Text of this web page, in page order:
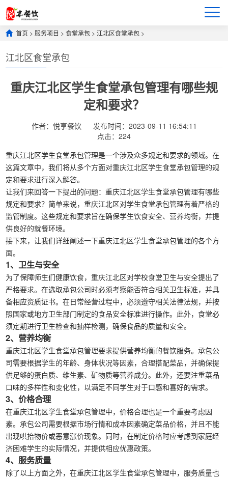
首页 > 服务项目 >食堂承包 >江北区食堂承包 >
江北区食堂承包
重庆江北区学生食堂承包管理有哪些规
定和要求？
作者：悦享餐饮
发布时间：2023-09-11 16:54:11
点击： 224
重庆江北区学生食堂承包管理是一个涉及众多规定和要求的领域。在
这篇文章中，我们将从多个方面对重庆江北区学生食堂承包管理的规
定和要求进行深入解答。
让我们来回答一下提出的问题：重庆江北区学生食堂承包管理有哪些
规定和要求？简单来说，重庆江北区对学生食堂承包管理有着严格的
监管制度。这些规定和要求旨在确保学生饮食安全、营养均衡，并提
供良好的就餐环境。
接下来，让我们详细阐述一下重庆江北区学生食堂承包管理的各个方
面。
1、卫生与安全
为了保障师生们健康饮食，重庆江北区对学校食堂卫生与安全提出了
严格要求。在选取承包公司时必须考察能否符合相关卫生标准，并具
备相应资质证书。在日常经营过程中，必须遵守相关法律法规，并按
照国家或地方卫生部门制定的食品安全标准进行操作。此外，食堂必
须定期进行卫生检查和抽样检测，确保食品的质量和安全。
2、营养均衡
重庆江北区学生食堂承包管理要求提供营养均衡的餐饮服务。承包公
司需要根据学生的年龄、身体状况等因素，合理搭配菜品，并确保提
供足够的蛋白质、维生素、矿物质等营养成分。此外，还要注重菜品
口味的多样性和变化性，以满足不同学生对于口感和喜好的需求。
3、价格合理
在重庆江北区学生食堂承包管理中，价格合理也是一个重要考虑因
素。承包公司需要根据市场行情和成本因素确定菜品价格，并且不能
出现哄抬物价或恶意涨价现象。同时，在制定价格时应考虑到家庭经
济困难学生的实际情况，并提供相应优惠政策。
4、服务质量
除了以上方面之外，在重庆江北区学生食堂承包管理中，服务质量也